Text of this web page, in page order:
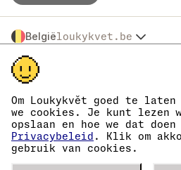
Om Loukykvět goed te
we cookies. Je kunt lezen
opslaan en hoe we dat
Privacybeleid . Klik om
gebruik van cookies.
Belgiëloukykvet.be
Slovensko
Polska
Österreich
Deutschland
France
Danmark
Eesti
España
© 2016 →
Loukykvět s.r.o. staat ingeschreven in het
We zijn aangesloten bij het EKO-KOM-
EKF00180493.
Wij geven plantenpaspoorten af onder
Ons registratienummer is 05663687,
Het ID van de data box is eng827q.
Het EORI-nummer is CZ05663687.